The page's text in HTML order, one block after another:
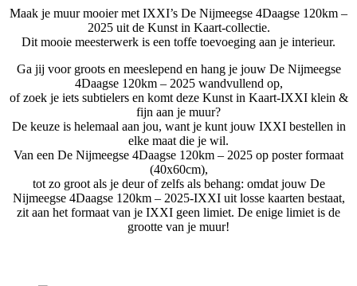
Maak je muur mooier met IXXI’s De Nijmeegse 4Daagse 120km –
2025 uit de Kunst in Kaart-collectie.
Dit mooie meesterwerk is een toffe toevoeging aan je interieur.
Ga jij voor groots en meeslepend en hang je jouw De Nijmeegse
4Daagse 120km – 2025 wandvullend op,
of zoek je iets subtielers en komt deze Kunst in Kaart-IXXI klein &
fijn aan je muur?
De keuze is helemaal aan jou, want je kunt jouw IXXI bestellen in
elke maat die je wil.
Van een De Nijmeegse 4Daagse 120km – 2025 op poster formaat
(40x60cm),
tot zo groot als je deur of zelfs als behang: omdat jouw De
Nijmeegse 4Daagse 120km – 2025-IXXI uit losse kaarten bestaat,
zit aan het formaat van je IXXI geen limiet. De enige limiet is de
grootte van je muur!